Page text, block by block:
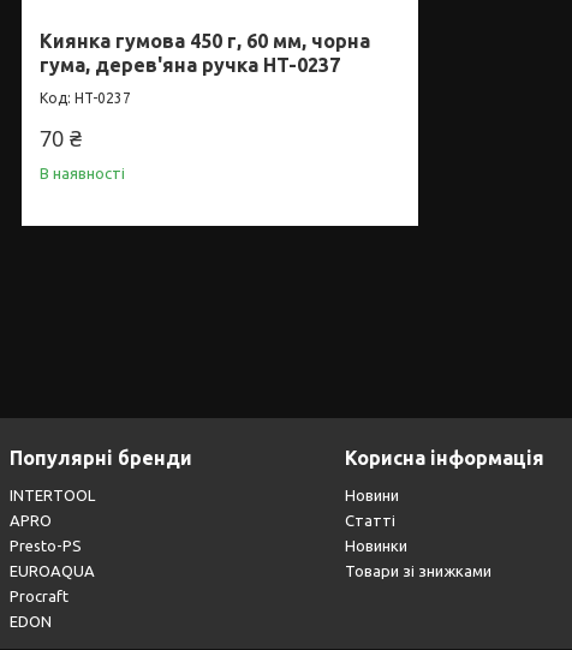
Киянка гумова 450 г, 60 мм, чорна
гума, дерев'яна ручка HT-0237
HT-0237
70 ₴
В наявності
Популярні бренди
INTERTOOL
APRO
Presto-PS
EUROAQUA
Procraft
EDON
Корисна інформація
Новини
Статті
Новинки
Товари зі знижками